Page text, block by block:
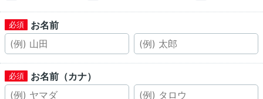
お名前
お名前（カナ）